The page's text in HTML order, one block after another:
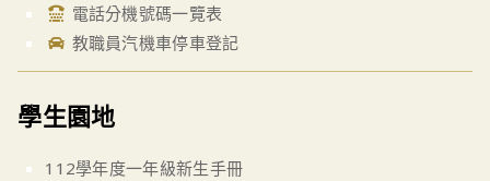
電話分機號碼一覽表
教職員汽機車停車登記
學生園地
112學年度一年級新生手冊